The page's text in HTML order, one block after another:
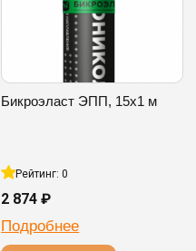
Бикроэласт ЭПП, 15х1 м
Рейтинг: 0
2 874 ₽
Подробнее